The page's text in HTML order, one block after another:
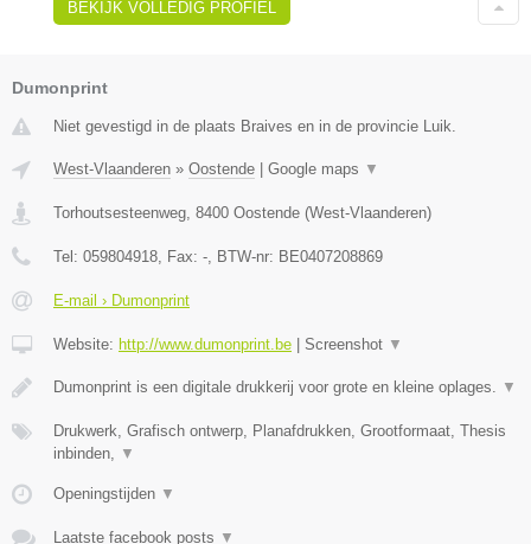
BEKIJK VOLLEDIG PROFIEL
Dumonprint
Niet gevestigd in de plaats Braives en in de provincie Luik.
West-Vlaanderen » Oostende Google maps ▼
Torhoutsesteenweg 8400 Oostende (West-Vlaanderen)
Tel: 059804918 , Fax: - , BTW-nr: BE0407208869
E-mail › Dumonprint
Website: http://www.dumonprint.be Screenshot ▼
Dumonprint is een digitale drukkerij voor grote en kleine oplages. ▼
Drukwerk, Grafisch ontwerp, Planafdrukken, Grootformaat, Thesis
inbinden,
▼
Openingstijden ▼
Laatste facebook posts ▼